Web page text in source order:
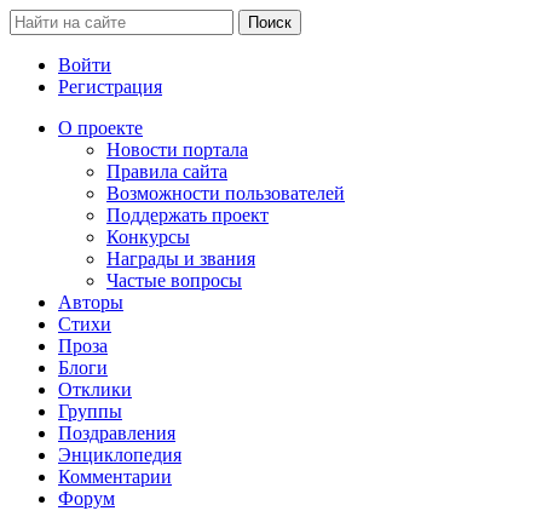
Войти
Регистрация
О проекте
Новости портала
Правила сайта
Возможности пользователей
Поддержать проект
Конкурсы
Награды и звания
Частые вопросы
Авторы
Стихи
Проза
Блоги
Отклики
Группы
Поздравления
Энциклопедия
Комментарии
Форум